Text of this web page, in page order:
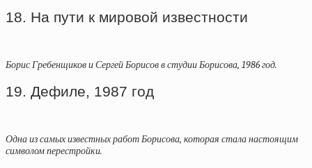
18. На пути к мировой известности
Борис Гребенщиков и Сергей Борисов в студии Борисова, 1986 год.
19. Дефиле, 1987 год
Одна из самых известных работ Борисова, которая стала настоящим
символом перестройки.